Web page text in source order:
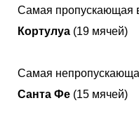
Самая пропускающая
Кортулуа (19 мячей)
Самая
Санта Фе (15 мячей)